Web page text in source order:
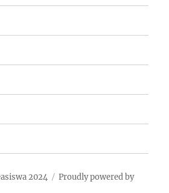
2024
Proudly powered by